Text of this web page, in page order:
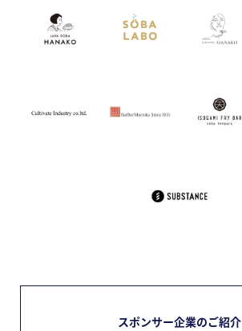
スポンサー企業のご紹介